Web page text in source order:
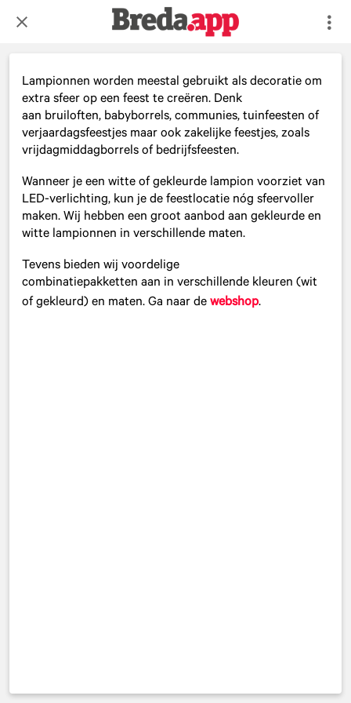
Lampionnen worden meestal gebruikt als decoratie om
extra sfeer op een feest te creëren. Denk
aan bruiloften, babyborrels, communies, tuinfeesten of
verjaardagsfeestjes maar ook zakelijke feestjes, zoals
vrijdagmiddagborrels of bedrijfsfeesten.
Wanneer je een witte of gekleurde lampion voorziet van
LED-verlichting, kun je de feestlocatie nóg sfeervoller
maken. Wij hebben een groot aanbod aan gekleurde en
witte lampionnen in verschillende maten.
Tevens bieden wij voordelige
combinatiepakketten aan in verschillende kleuren (wit
of gekleurd) en maten. Ga naar de webshop.